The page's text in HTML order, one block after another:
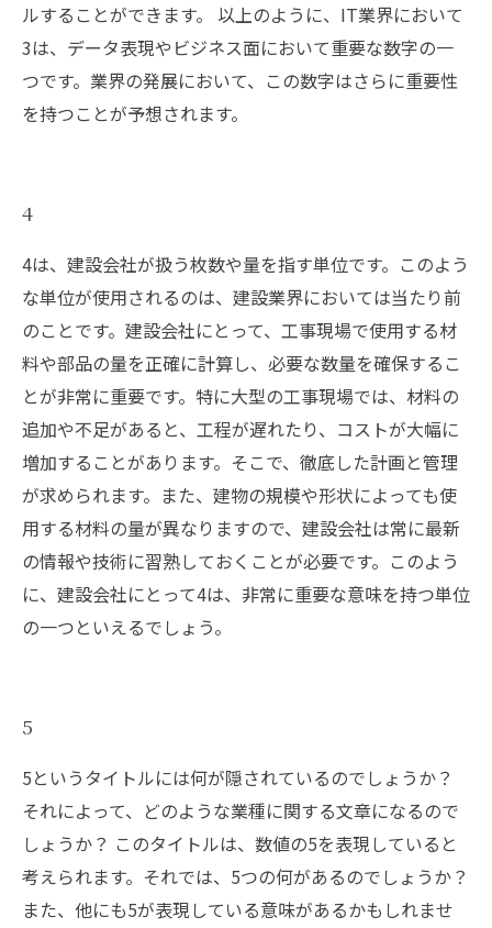
ルすることができます。 以上のように、IT業界において
3は、データ表現やビジネス面において重要な数字の一
つです。業界の発展において、この数字はさらに重要性
を持つことが予想されます。
4
4は、建設会社が扱う枚数や量を指す単位です。このよう
な単位が使用されるのは、建設業界においては当たり前
のことです。建設会社にとって、工事現場で使用する材
料や部品の量を正確に計算し、必要な数量を確保するこ
とが非常に重要です。特に大型の工事現場では、材料の
追加や不足があると、工程が遅れたり、コストが大幅に
増加することがあります。そこで、徹底した計画と管理
が求められます。また、建物の規模や形状によっても使
用する材料の量が異なりますので、建設会社は常に最新
の情報や技術に習熟しておくことが必要です。このよう
に、建設会社にとって4は、非常に重要な意味を持つ単位
の一つといえるでしょう。
5
5というタイトルには何が隠されているのでしょうか？
それによって、どのような業種に関する文章になるので
しょうか？ このタイトルは、数値の5を表現していると
考えられます。それでは、5つの何があるのでしょうか？
また、他にも5が表現している意味があるかもしれませ